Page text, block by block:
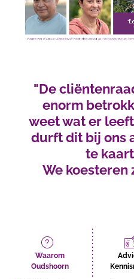
"De
enorm
weet wat er
durft dit bij ons
te
We koesteren
Waarom
Oudshoorn